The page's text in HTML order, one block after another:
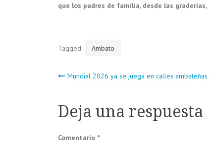
que los padres de familia, desde las
Tagged Ambato
Navegación
de
entradas
Mundial 2026 ya se juega en calles ambateñas
Deja una respuesta
Comentario *